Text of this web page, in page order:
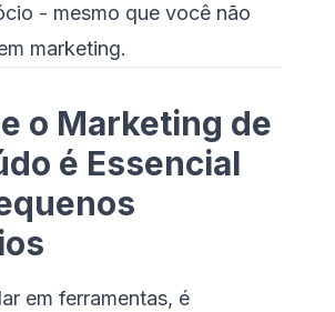
- mesmo que você não
marketing.
o Marketing de
é Essencial
em ferramentas, é